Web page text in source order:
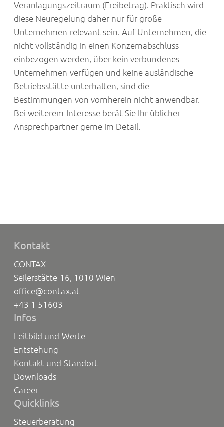
Veranlagungszeitraum (Freibetrag). Praktisch wird
diese Neuregelung daher nur für große
Unternehmen relevant sein. Auf Unternehmen, die
nicht vollständig in einen Konzernabschluss
einbezogen werden, über kein verbundenes
Unternehmen verfügen und keine ausländische
Betriebsstätte unterhalten, sind die
Bestimmungen von vornherein nicht anwendbar.
Bei weiterem Interesse berät Sie Ihr üblicher
Ansprechpartner gerne im Detail.
Kontakt
CONTAX
Seilerstätte 16, 1010 Wien
office@contax.at
+43 1 51603
Infos
Leitbild und Werte
Entstehung
Kontakt und Standort
Downloads
Career
Quicklinks
Steuerberatung